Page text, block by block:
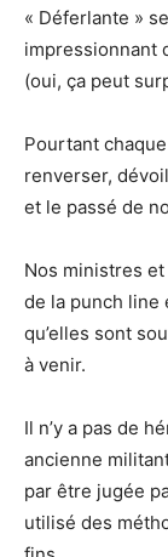
« Déferlante »
impressionnant
(oui, ça peut
Pourtant
renverser,
et le passé de
Nos ministres
de la punch line
qu’elles sont
à venir.
Il n’y a pas de
ancienne
par être jugée
utilisé des